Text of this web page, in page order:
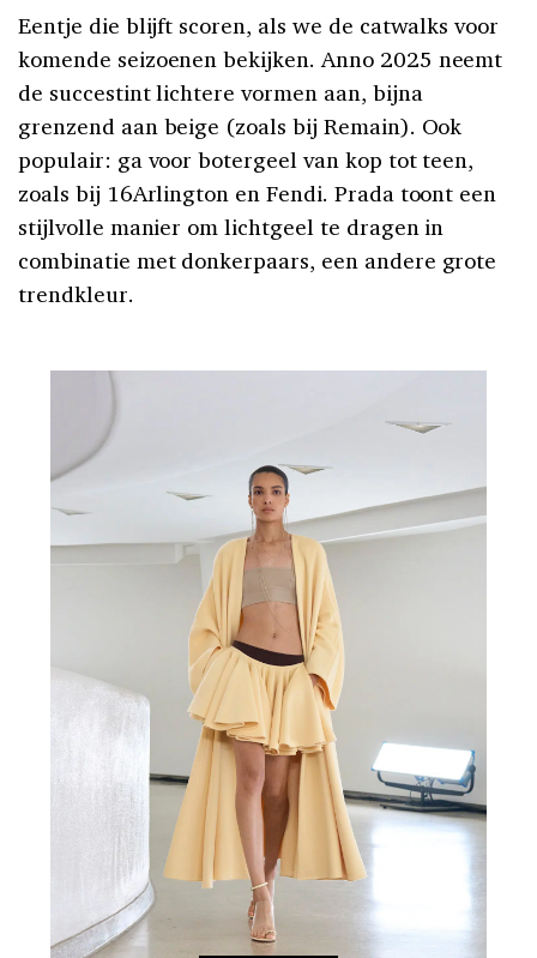
Eentje die blijft scoren, als we de catwalks voor
komende seizoenen bekijken. Anno 2025 neemt
de succestint lichtere vormen aan, bijna
grenzend aan beige (zoals bij Remain). Ook
populair: ga voor botergeel van kop tot teen,
zoals bij 16Arlington en Fendi. Prada toont een
stijlvolle manier om lichtgeel te dragen in
combinatie met donkerpaars, een andere grote
trendkleur.